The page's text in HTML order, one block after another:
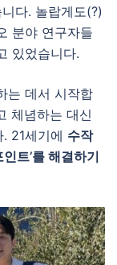
다. 놀랍게도(?)
분야 연구자들
있었습니다.
는 데서 시작합
체념하는 대신
21세기에 수작
트’를 해결하기